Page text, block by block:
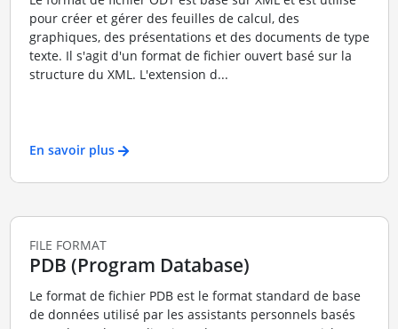
pour créer et gérer des feuilles de calcul, des
graphiques, des présentations et des documents de type
texte. Il s'agit d'un format de fichier ouvert basé sur la
structure du XML. L'extension d...
En savoir plus
FILE FORMAT
PDB (Program Database)
Le format de fichier PDB est le format standard de base
de données utilisé par les assistants personnels basés